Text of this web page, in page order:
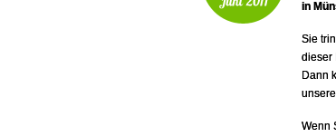
in
Sie
dieser
Dann
Wenn